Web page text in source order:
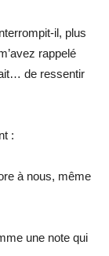
il, plus
rappelé
de ressentir
:
à nous, même
une note qui